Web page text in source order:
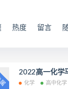
热度 留言
2022高一化学
化学 高中化学